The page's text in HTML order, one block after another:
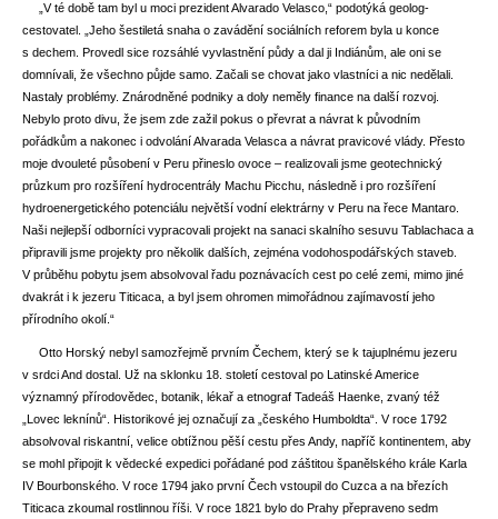
„V té době tam byl u moci prezident Alvarado Velasco,“ podotýká geolog-
cestovatel. „Jeho šestiletá snaha o zavádění sociálních reforem byla u konce
s dechem. Provedl sice rozsáhlé vyvlastnění půdy a dal ji Indiánům, ale oni se
domnívali, že všechno půjde samo. Začali se chovat jako vlastníci a nic nedělali.
Nastaly problémy. Znárodněné podniky a doly neměly finance na další rozvoj.
Nebylo proto divu, že jsem zde zažil pokus o převrat a návrat k původním
pořádkům a nakonec i odvolání Alvarada Velasca a návrat pravicové vlády. Přesto
moje dvouleté působení v Peru přineslo ovoce – realizovali jsme geotechnický
průzkum pro rozšíření hydrocentrály Machu Picchu, následně i pro rozšíření
hydroenergetického potenciálu největší vodní elektrárny v Peru na řece Mantaro.
Naši nejlepší odborníci vypracovali projekt na sanaci skalního sesuvu Tablachaca a
připravili jsme projekty pro několik dalších, zejména vodohospodářských staveb.
V průběhu pobytu jsem absolvoval řadu poznávacích cest po celé zemi, mimo jiné
dvakrát i k jezeru Titicaca, a byl jsem ohromen mimořádnou zajímavostí jeho
přírodního okolí.“
Otto Horský nebyl samozřejmě prvním Čechem, který se k tajuplnému jezeru
v srdci And dostal. Už na sklonku 18. století cestoval po Latinské Americe
významný přírodovědec, botanik, lékař a etnograf Tadeáš Haenke, zvaný též
„Lovec leknínů“. Historikové jej označují za „českého Humboldta“. V roce 1792
absolvoval riskantní, velice obtížnou pěší cestu přes Andy, napříč kontinentem, aby
se mohl připojit k vědecké expedici pořádané pod záštitou španělského krále Karla
IV Bourbonského. V roce 1794 jako první Čech vstoupil do Cuzca a na březích
Titicaca zkoumal rostlinnou říši. V roce 1821 bylo do Prahy přepraveno sedm